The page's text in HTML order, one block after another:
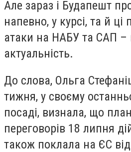
Але зараз і Будапешт
напевно, у курсі, та й ці
атаки на НАБУ та САП –
актуальність.
До слова, Ольга
тижня, у своєму
посаді, визнала, що
переговорів 18 липня
також поклала на ЄС